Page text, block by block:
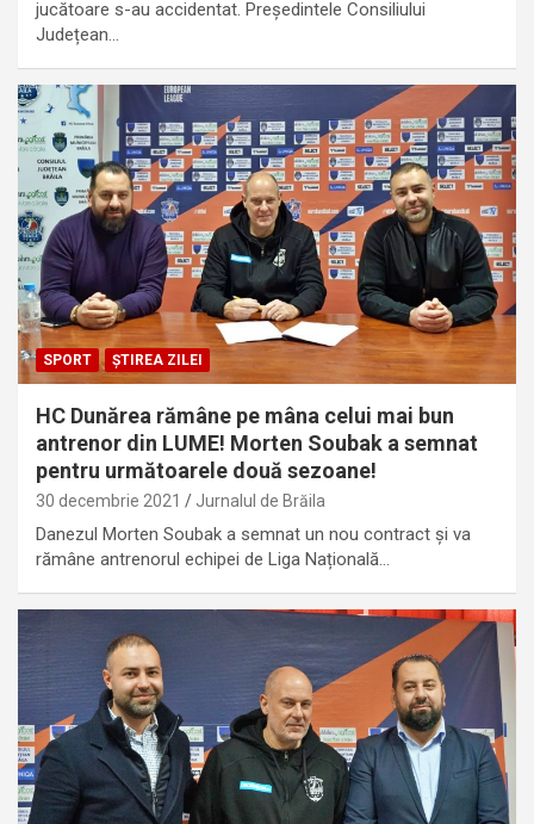
jucătoare s-au accidentat. Președintele Consiliului
Județean…
SPORT ȘTIREA ZILEI
HC Dunărea rămâne pe mâna celui mai bun
antrenor din LUME! Morten Soubak a semnat
pentru următoarele două sezoane!
30 decembrie 2021 Jurnalul de Brăila
Danezul Morten Soubak a semnat un nou contract și va
rămâne antrenorul echipei de Liga Națională…